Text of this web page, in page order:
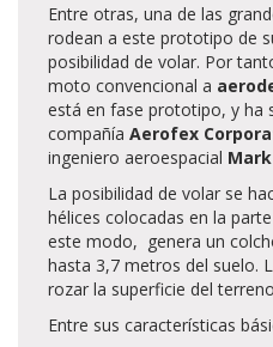
Entre otras, una de las
rodean a este prototipo de
posibilidad de volar. Por
moto convencional a
está en fase prototipo, y ha
compañía Aerofex
ingeniero aeroespacial
La posibilidad de volar se
hélices colocadas en la
este modo, genera un
hasta 3,7 metros del suelo.
rozar la superficie del
Entre sus características